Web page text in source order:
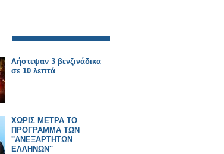
Λήστεψαν 3 βενζινάδικα
σε 10 λεπτά
ΧΩΡΙΣ ΜΕΤΡΑ ΤΟ
ΠΡΟΓΡΑΜΜΑ ΤΩΝ
''ΑΝΕΞΑΡΤΗΤΩΝ
ΕΛΛΗΝΩΝ''